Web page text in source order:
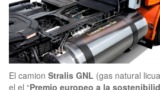
El camion Stralis GNL (gas natural
el el “Premio europeo a la